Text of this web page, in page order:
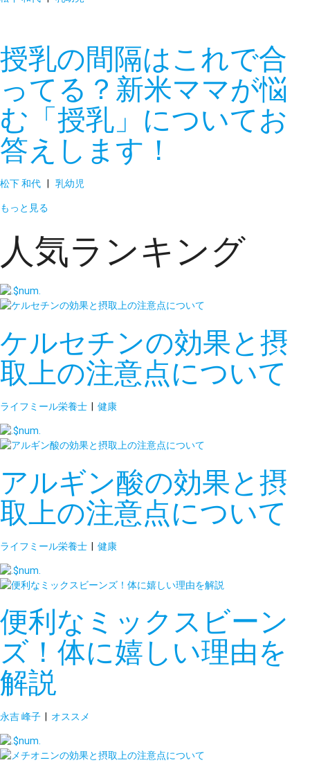
授乳の間隔はこれで合
ってる？新米ママが悩
む「授乳」についてお
答えします！
松下 和代
乳幼児
もっと見る
人気ランキング
ケルセチンの効果と摂
取上の注意点について
ライフミール栄養士 | 健康
アルギン酸の効果と摂
取上の注意点について
ライフミール栄養士 | 健康
便利なミックスビーン
ズ！体に嬉しい理由を
解説
永吉 峰子 | オススメ